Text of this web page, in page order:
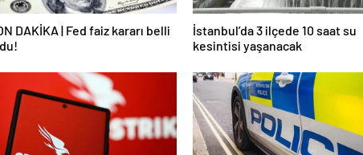
DAKİKA | Fed faiz kararı belli
İstanbul’da 3 ilçede 10 saat su
kesintisi yaşanacak